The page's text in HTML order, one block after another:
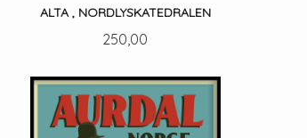
ALTA , NORDLYSKATEDRALEN
Pris
250,00
LES MER